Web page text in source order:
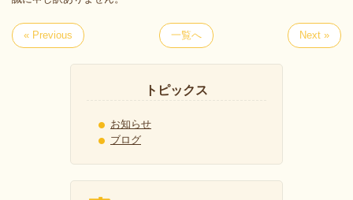
« Previous 一覧へ Next »
トピックス
お知らせ
ブログ